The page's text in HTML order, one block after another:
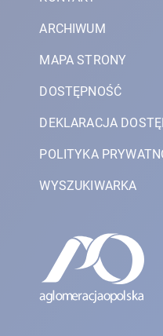
ARCHIWUM
MAPA STRONY
DOSTĘPNOŚĆ
DEKLARACJA
POLITYKA
WYSZUKIWARKA